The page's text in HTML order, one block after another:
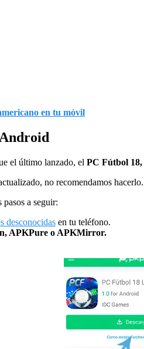
en tu móvil
el último lanzado, el PC Fútbol 18,
no recomendamos hacerlo.
pasos a seguir:
desconocidas en tu teléfono.
APKPure o APKMirror.